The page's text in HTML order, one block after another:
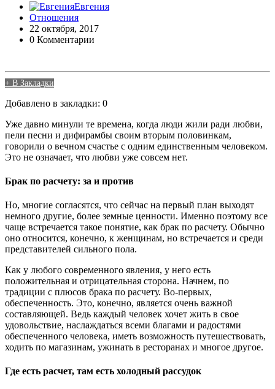
Евгения
Отношения
22 октября, 2017
0 Комментарии
+ В Закладки
Добавлено в закладки: 0
Уже давно минули те времена, когда люди жили ради любви,
пели песни и дифирамбы своим вторым половинкам,
говорили о вечном счастье с одним единственным человеком.
Это не означает, что любви уже совсем нет.
Брак по расчету: за и против
Но, многие согласятся, что сейчас на первый план выходят
немного другие, более земные ценности. Именно поэтому все
чаще встречается такое понятие, как брак по расчету. Обычно
оно относится, конечно, к женщинам, но встречается и среди
представителей сильного пола.
Как у любого современного явления, у него есть
положительная и отрицательная сторона. Начнем, по
традиции с плюсов брака по расчету. Во-первых,
обеспеченность. Это, конечно, является очень важной
составляющей. Ведь каждый человек хочет жить в свое
удовольствие, наслаждаться всеми благами и радостями
обеспеченного человека, иметь возможность путешествовать,
ходить по магазинам, ужинать в ресторанах и многое другое.
Где есть расчет, там есть холодный рассудок